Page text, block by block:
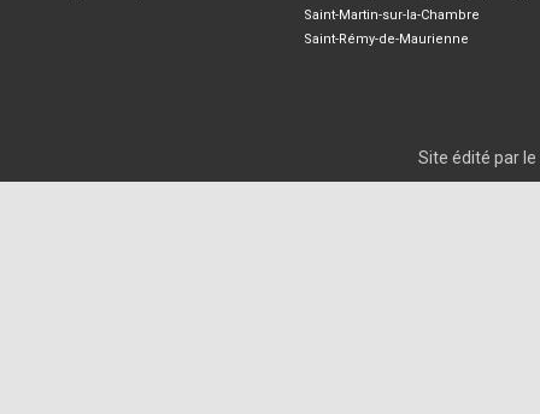
Saint-Martin-sur-la-Chambre
Saint-Rémy-de-Maurienne
Site édité par